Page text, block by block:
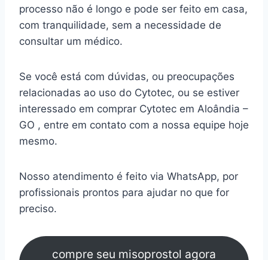
processo não é longo e pode ser feito em casa,
com tranquilidade, sem a necessidade de
consultar um médico.
Se você está com dúvidas, ou preocupações
relacionadas ao uso do Cytotec, ou se estiver
interessado em comprar Cytotec em Aloândia –
GO , entre em contato com a nossa equipe hoje
mesmo.
Nosso atendimento é feito via WhatsApp, por
profissionais prontos para ajudar no que for
preciso.
compre seu misoprostol agora